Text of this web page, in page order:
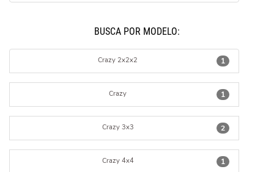
BUSCÁ POR MODELO:
1
Crazy 2x2x2
1
Crazy
2
Crazy 3x3
1
Crazy 4x4